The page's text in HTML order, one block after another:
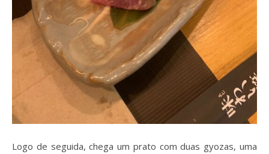
Logo de seguida, chega um prato com duas gyozas, uma